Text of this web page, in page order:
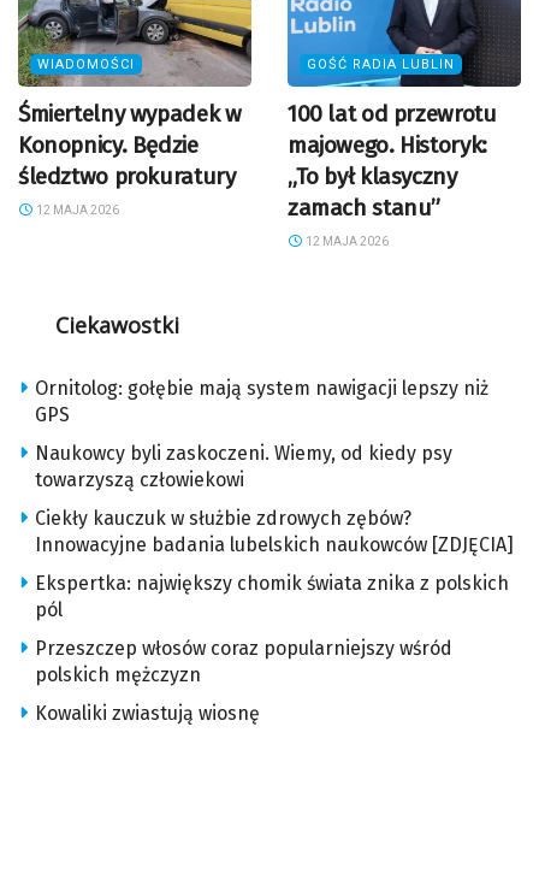
WIADOMOŚCI
Śmiertelny wypadek w
Konopnicy. Będzie
śledztwo prokuratury
12 MAJA 2026
GOŚĆ RADIA LUBLIN
100 lat od przewrotu
majowego. Historyk:
„To był klasyczny
zamach stanu”
12 MAJA 2026
Ciekawostki
Ornitolog: gołębie mają system nawigacji lepszy niż
GPS
Naukowcy byli zaskoczeni. Wiemy, od kiedy psy
towarzyszą człowiekowi
Ciekły kauczuk w służbie zdrowych zębów?
Innowacyjne badania lubelskich naukowców [ZDJĘCIA]
Ekspertka: największy chomik świata znika z polskich
pól
Przeszczep włosów coraz popularniejszy wśród
polskich mężczyzn
Kowaliki zwiastują wiosnę